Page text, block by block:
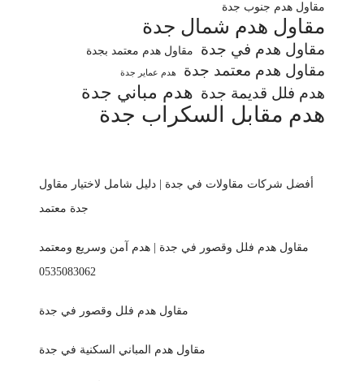
مقاول هدم جنوب جدة
مقاول هدم شمال جدة
مقاول هدم في جدة مقاول هدم معتمد بجدة
مقاول هدم معتمد جدة هدم عماير جدة
هدم فلل قديمة جدة هدم مباني جدة
هدم مقابل السكراب جدة
أفضل شركات مقاولات في جدة | دليل شامل لاختيار مقاول
جدة معتمد
مقاول هدم فلل وقصور في جدة | هدم آمن وسريع ومعتمد
0535083062
مقاول هدم فلل وقصور في جدة
مقاول هدم المباني السكنية في جدة